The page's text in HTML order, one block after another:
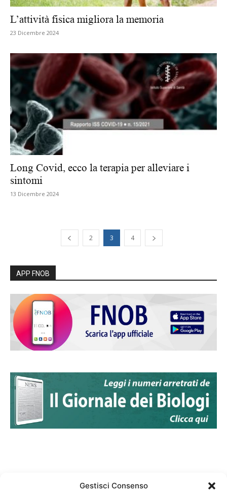
Gestisci Consenso
L’attività fisica migliora la memoria
23 Dicembre 2024
Long Covid, ecco la terapia per alleviare i
sintomi
13 Dicembre 2024
2 3 4
APP FNOB